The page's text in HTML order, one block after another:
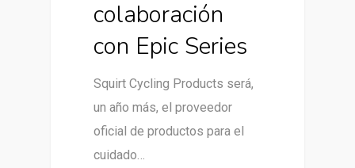
colaboración
con Epic Series
Squirt Cycling Products será,
un año más, el proveedor
oficial de productos para el
cuidado…